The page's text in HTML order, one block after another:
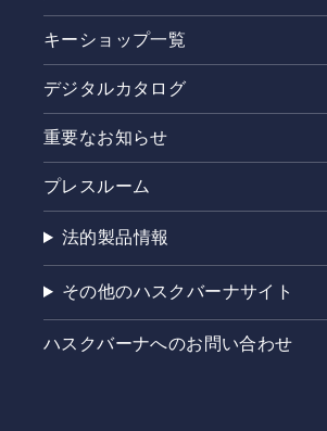
キーショップ一覧
デジタルカタログ
重要なお知らせ
プレスルーム
法的製品情報
その他のハスクバーナサイト
ハスクバーナへのお問い合わせ